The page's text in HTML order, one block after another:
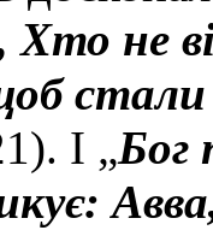
Хто не
щоб
І „Бог